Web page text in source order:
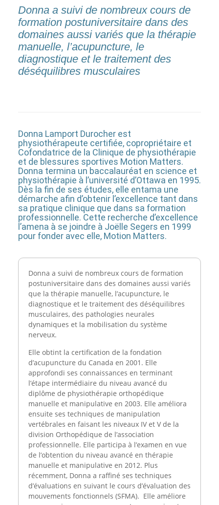
Donna a suivi de nombreux cours de
formation postuniversitaire dans des
domaines aussi variés que la thérapie
manuelle, l’acupuncture, le
diagnostique et le traitement des
déséquilibres musculaires
Donna Lamport Durocher est
physiothérapeute certifiée, copropriétaire et
Cofondatrice de la Clinique de physiothérapie
et de blessures sportives Motion Matters.
Donna termina un baccalauréat en science et
physiothérapie à l’université d’Ottawa en 1995.
Dès la fin de ses études, elle entama une
démarche afin d’obtenir l’excellence tant dans
sa pratique clinique que dans sa formation
professionnelle. Cette recherche d’excellence
l’amena à se joindre à Joëlle Segers en 1999
pour fonder avec elle, Motion Matters.
Donna a suivi de nombreux cours de formation
postuniversitaire dans des domaines aussi variés
que la thérapie manuelle, l’acupuncture, le
diagnostique et le traitement des déséquilibres
musculaires, des pathologies neurales
dynamiques et la mobilisation du système
nerveux.
Elle obtint la certification de la fondation
d’acupuncture du Canada en 2001. Elle
approfondi ses connaissances en terminant
l’étape intermédiaire du niveau avancé du
diplôme de physiothérapie orthopédique
manuelle et manipulative en 2003. Elle améliora
ensuite ses techniques de manipulation
vertébrales en faisant les niveaux IV et V de la
division Orthopédique de l’association
professionnelle. Elle participa à l’examen en vue
de l’obtention du niveau avancé en thérapie
manuelle et manipulative en 2012. Plus
récemment, Donna a raffiné ses techniques
d’évaluations en suivant le cours d’évaluation des
mouvements fonctionnels (SFMA). Elle améliore